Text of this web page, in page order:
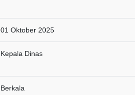
01 Oktober 2025
Kepala Dinas
Berkala
petugas verifikator,
DAFTAR TABEL